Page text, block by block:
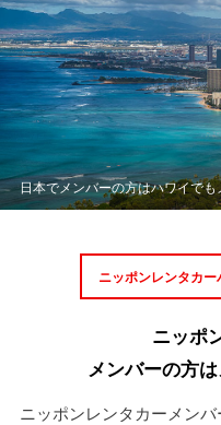
ニッポンレンタカ
ニッポ
メンバーの方
ニッポンレンタカーメン
日本でメンバーの方はハワイで